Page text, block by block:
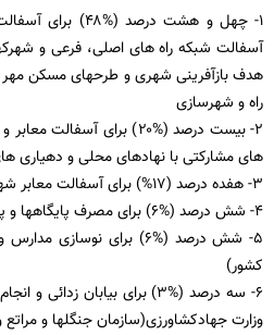
۱- چهل و هشت
آسفالت شبکه راه های اصلی، فرعی و
هدف بازآفرینی شهری و طرحهای مسکن
راه و شهرسازی
۲- بیست درصد (%۲۰) برای
های مشارکتی با نهادهای محلی و دهیاری
۳- هفده درصد (۱۷%) برای آسفالت معابر شهرها در اختیار وزارت کشور(سازمان امور شهرداریها و دهیاری های کشور)
۴- شش درصد (%۶) برای مصرف پایگاهها و پاسگاهها و راههای بین مزارع در اختیار بسیج سازندگی سپاه
۵- شش درصد (%۶) برای
کشور)
۶- سه درصد (%۳) برای
وزارت جهادکشاورزی(سازمان جنگلها و